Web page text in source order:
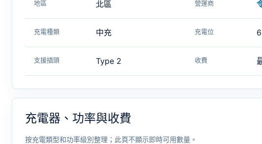
地區 北區 營運商
充電種類 中充 充電位
支援插頭 Type 2 收費
充電器、功率與收費
按充電類型和功率級別整理；此頁不顯示即時可用數量。